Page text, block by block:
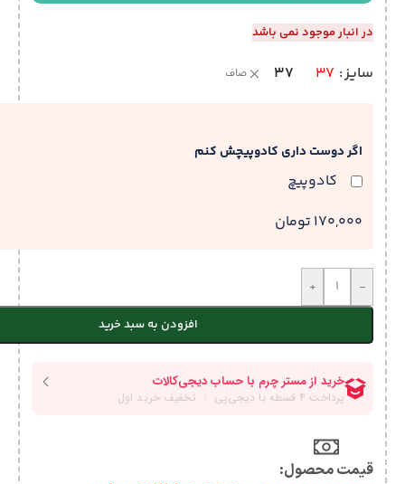
در انبار موجود نمی باشد
سایز 37
37 صاف
اگر دوست داری کادوپیچش کنم
کادوپیچ
170,000 تومان
-
+
افزودن به سبد خرید
قیمت محصول:​